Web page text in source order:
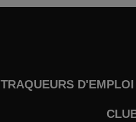
TRAQUEURS D'EMPLOI